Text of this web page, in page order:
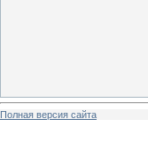
Полная версия сайта